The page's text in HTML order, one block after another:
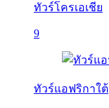
ทัวร์โครเอเชีย
9
ทัวร์แอฟริกาใต้